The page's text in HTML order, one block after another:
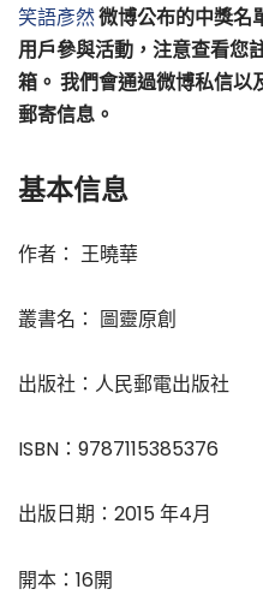
笑語彥然微博公布的中獎名
用戶參與活動，注意查看您
箱。 我們會通過微博私信
郵寄信息。
基本信息
作者： 王曉華
叢書名： 圖靈原創
出版社：人民郵電出版社
ISBN：9787115385376
出版日期：2015 年4月
開本：16開